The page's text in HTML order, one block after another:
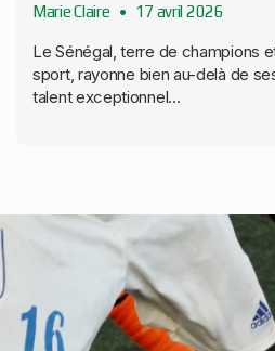
Marie Claire 17 avril 2026
Le Sénégal, terre de champions
sport, rayonne bien au-delà de
talent exceptionnel...